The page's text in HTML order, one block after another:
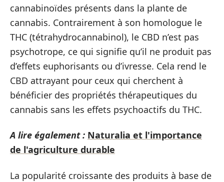
cannabinoïdes présents dans la plante de
cannabis. Contrairement à son homologue le
THC (tétrahydrocannabinol), le CBD n’est pas
psychotrope, ce qui signifie qu’il ne produit pas
d’effets euphorisants ou d’ivresse. Cela rend le
CBD attrayant pour ceux qui cherchent à
bénéficier des propriétés thérapeutiques du
cannabis sans les effets psychoactifs du THC.
A lire également : Naturalia et l'importance
de l'agriculture durable
La popularité croissante des produits à base de